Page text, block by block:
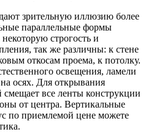
зрительную иллюзию более
параллельные формы
строгость и
так же различны: к стене
откосам проема, к потолку.
освещения, ламели
осях. Для открывания
все ленты конструкции
от центра. Вертикальные
по приемлемой цене можете